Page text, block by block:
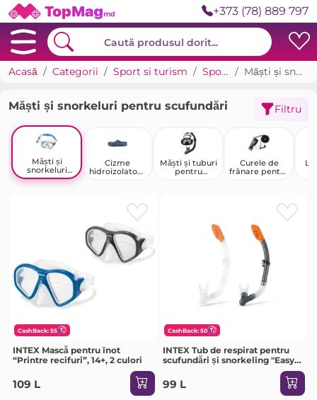
+373 (78) 889 797
Acasă Categorii Sport si turism Sporturi acvatice Măști și snorkeluri pentru scufundări
Măști și snorkeluri pentru scufundări Filtru
Măști și
snorkeluri
pentru
Cizme
hidroizolatoar
Măști și tuburi
pentru
Curele de
frânare pentru
CashBack: 55
INTEX Mască pentru înot
“Printre recifuri”, 14+, 2 culori
109 L
CashBack: 50
INTEX Tub de respirat pentru
scufundări și snorkeling "Easy-
99 L